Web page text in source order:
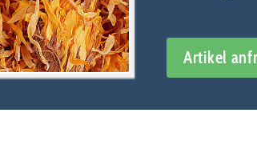
Artikel